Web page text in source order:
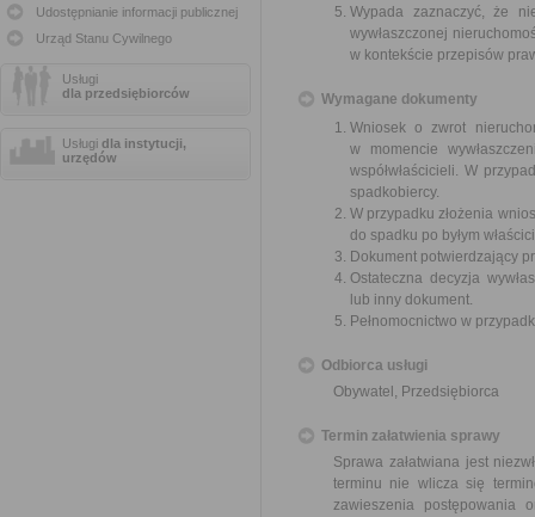
Udostępnianie informacji publicznej
Urząd Stanu Cywilnego
Usługi
dla przedsiębiorców
Usługi dla instytucji,
urzędów
Wypada zaznaczyć, że
wywłaszczonej
w kontekście przepisów
Wymagane dokumenty
Wniosek o zwrot
w momencie
współwłaścicieli. W
spadkobiercy.
W przypadku złożenia
do spadku po byłym
Dokument potwierdzający
Ostateczna decyzja
lub inny dokument.
Pełnomocnictwo w
Odbiorca usługi
Obywatel, Przedsiębiorca
Termin załatwienia sprawy
Sprawa załatwiana jest
terminu nie wlicza się
zawieszenia postępowania